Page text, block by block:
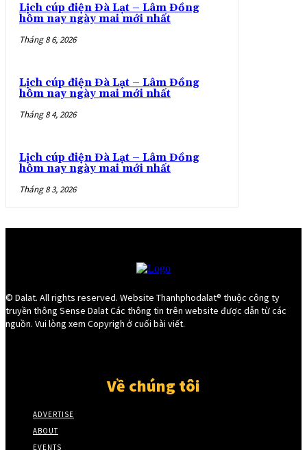
Lịch cúp điện Đà Lạt – Lâm Đồng
hôm nay ngày mai mới nhất
Tháng 8 6, 2026
Lịch cúp điện Đà Lạt – Lâm Đồng
hôm nay ngày mai mới nhất
Tháng 8 4, 2026
Lịch cúp điện Đà Lạt – Lâm Đồng
hôm nay ngày mai mới nhất
Tháng 8 3, 2026
© Dalat. All rights reserved. Website Thanhphodalat® thuộc công ty
truyền thông Sense Dalat Các thông tin trên website được dẫn từ các
nguồn. Vui lòng xem Copyrigh ở cuối bài viết.
Về chúng tôi
ADVERTISE
ABOUT
EVENTS